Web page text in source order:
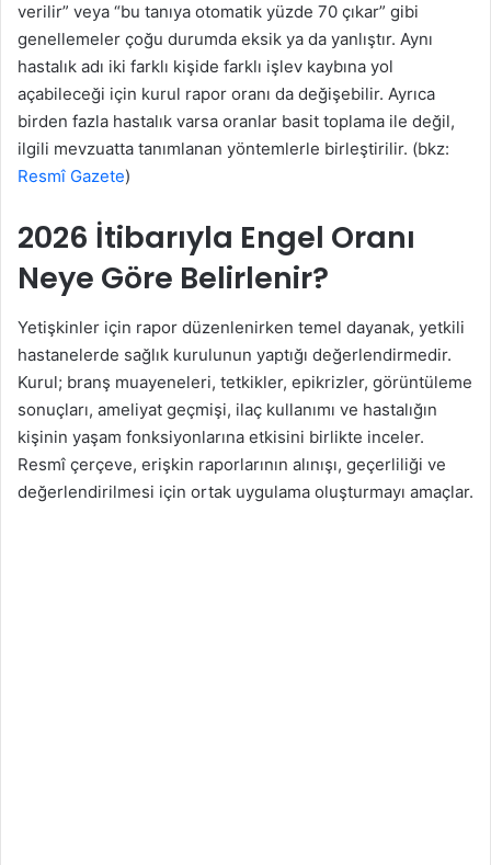
verilir” veya “bu tanıya otomatik yüzde 70 çıkar” gibi
genellemeler çoğu durumda eksik ya da yanlıştır. Aynı
hastalık adı iki farklı kişide farklı işlev kaybına yol
açabileceği için kurul rapor oranı da değişebilir. Ayrıca
birden fazla hastalık varsa oranlar basit toplama ile değil,
ilgili mevzuatta tanımlanan yöntemlerle birleştirilir. (bkz:
Resmî Gazete)
2026 İtibarıyla Engel Oranı
Neye Göre Belirlenir?
Yetişkinler için rapor düzenlenirken temel dayanak, yetkili
hastanelerde sağlık kurulunun yaptığı değerlendirmedir.
Kurul; branş muayeneleri, tetkikler, epikrizler, görüntüleme
sonuçları, ameliyat geçmişi, ilaç kullanımı ve hastalığın
kişinin yaşam fonksiyonlarına etkisini birlikte inceler.
Resmî çerçeve, erişkin raporlarının alınışı, geçerliliği ve
değerlendirilmesi için ortak uygulama oluşturmayı amaçlar.